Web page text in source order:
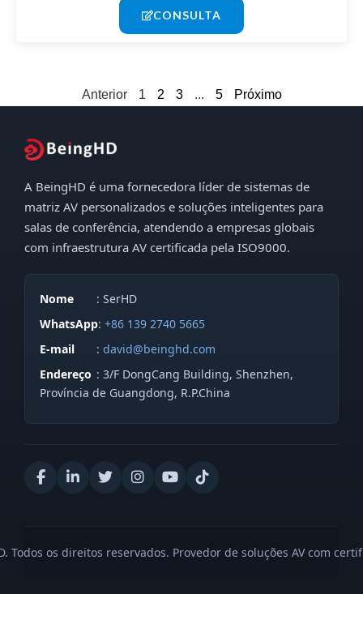
CONSULTA
Anterior 1 2 3 ... 5 Próximo
A BeingHD é uma fornecedora líder de sistemas de
matriz AV personalizados e soluções inteligentes para
salas de conferência, atendendo a empresas globais
com infraestrutura AV certificada pela ISO9000.
Nome
: SerHD
WhatsApp:+86 139 2740 5665
E-mail
:david@beinghd.com
Endereço : 3/F DongCang Building, Shenzhen,
Província de Guangdong, R.P.China
Todos os direitos reservados. Provedor de soluções AV com